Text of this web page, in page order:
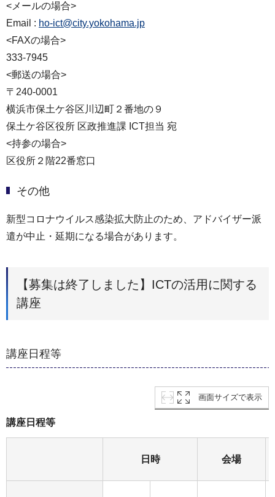
<メールの場合>
Email : ho-ict@city.yokohama.jp
<FAXの場合>
333-7945
<郵送の場合>
〒240-0001
横浜市保土ケ谷区川辺町２番地の９
保土ケ谷区役所 区政推進課 ICT担当 宛
<持参の場合>
区役所２階22番窓口
その他
新型コロナウイルス感染拡大防止のため、アドバイザー派
遣が中止・延期になる場合があります。
【募集は終了しました】ICTの活用に関する
講座
講座日程等
画面サイズで表示
講座日程等
日時 会場